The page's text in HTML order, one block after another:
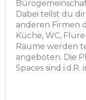
Dabei teilst du
anderen Firmen
Küche, WC,
Räume werden
angeboten. Die
Spaces sind